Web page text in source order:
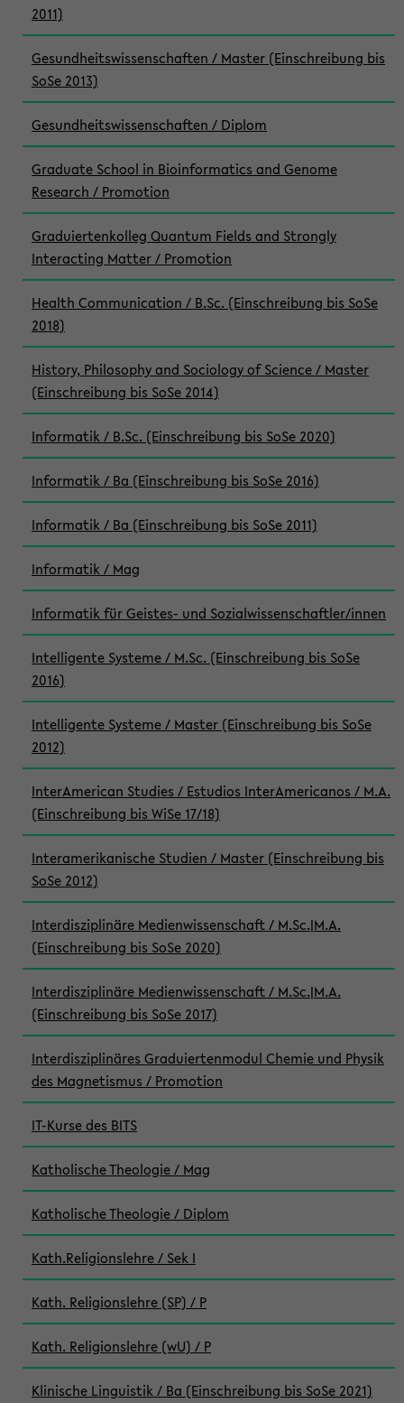
2011)
Gesundheitswissenschaften / Master (Einschreibung bis
SoSe 2013)
Gesundheitswissenschaften / Diplom
Graduate School in Bioinformatics and Genome
Research / Promotion
Graduiertenkolleg Quantum Fields and Strongly
Interacting Matter / Promotion
Health Communication / B.Sc. (Einschreibung bis SoSe
2018)
History, Philosophy and Sociology of Science / Master
(Einschreibung bis SoSe 2014)
Informatik / B.Sc. (Einschreibung bis SoSe 2020)
Informatik / Ba (Einschreibung bis SoSe 2016)
Informatik / Ba (Einschreibung bis SoSe 2011)
Informatik / Mag
Informatik für Geistes- und Sozialwissenschaftler/innen
Intelligente Systeme / M.Sc. (Einschreibung bis SoSe
2016)
Intelligente Systeme / Master (Einschreibung bis SoSe
2012)
InterAmerican Studies / Estudios InterAmericanos / M.A.
(Einschreibung bis WiSe 17/18)
Interamerikanische Studien / Master (Einschreibung bis
SoSe 2012)
Interdisziplinäre Medienwissenschaft / M.Sc.|M.A.
(Einschreibung bis SoSe 2020)
Interdisziplinäre Medienwissenschaft / M.Sc.|M.A.
(Einschreibung bis SoSe 2017)
Interdisziplinäres Graduiertenmodul Chemie und Physik
des Magnetismus / Promotion
IT-Kurse des BITS
Katholische Theologie / Mag
Katholische Theologie / Diplom
Kath.Religionslehre / Sek I
Kath. Religionslehre (SP) / P
Kath. Religionslehre (wU) / P
Klinische Linguistik / Ba (Einschreibung bis SoSe 2021)